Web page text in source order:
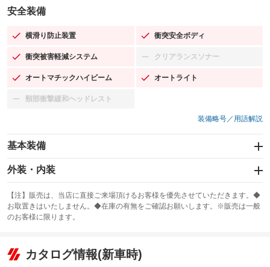
安全装備
横滑り防止装置
：装備あり 衝突安全ボディ
：装備あり
衝突被害軽減システム
：装備あり クリアランスソナー
：装備なし
オートマチックハイビーム
：装備あり オートライト
：装備あり
頸部衝撃緩和ヘッドレスト
：装備なし
装備略号／用語解説
基本装備
エアバッグ：運転席/助手席
：装備あり
：装備なし
サンルーフ
：装備なし ABS
リフトアップ
：装備なし
外装・内装
カーナビ：メモリーナビ他
：装備あり
TV：ワンセグ
：装備あり
ビジュアル：-／DVD再生
：装備あり
【注】販売は、当店に直接ご来場頂けるお客様を優先させていただきます。◆
お取置きはいたしません。◆在庫の有無をご確認お願いします。※販売は一般
のお客様に限ります。
カタログ情報(新車時)